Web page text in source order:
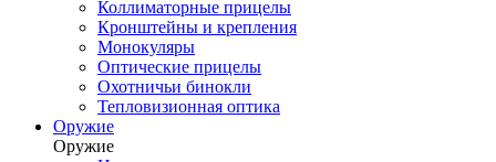
Коллиматорные прицелы
Кронштейны и крепления
Монокуляры
Оптические прицелы
Охотничьи бинокли
Тепловизионная оптика
Оружие
Оружие